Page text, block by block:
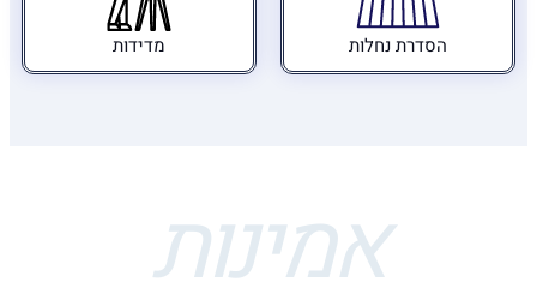
הסדרת נחלות מדידות
אמינות